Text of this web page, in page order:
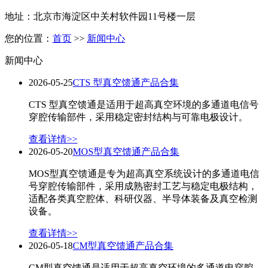
地址：北京市海淀区中关村软件园11号楼一层
您的位置： 首页 >> 新闻中心
新闻中心
2026-05-25CTS 型真空馈通产品合集
CTS 型真空馈通是适用于超高真空环境的多通道电信号
穿腔传输部件，采用稳定密封结构与可靠电极设计。
查看详情>>
2026-05-20MOS型真空馈通产品合集
MOS型真空馈通是专为超高真空系统设计的多通道电信
号穿腔传输部件，采用成熟密封工艺与稳定电极结构，
适配各类真空腔体、科研仪器、半导体装备及真空检测
设备。
查看详情>>
2026-05-18CM型真空馈通产品合集